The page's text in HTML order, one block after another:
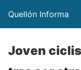
Quellón Informa
Joven